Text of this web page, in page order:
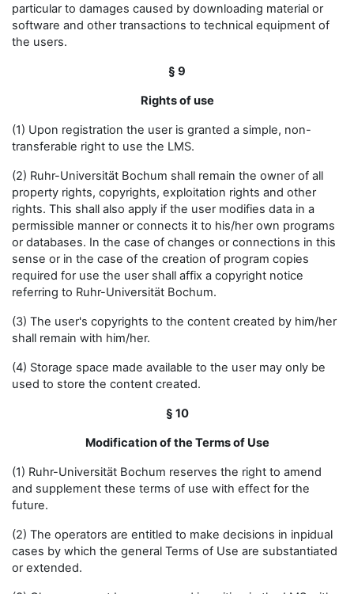
particular to damages caused by downloading material or
software and other transactions to technical equipment of
the users.
§ 9
Rights of use
(1) Upon registration the user is granted a simple, non-
transferable right to use the LMS.
(2) Ruhr-Universität Bochum shall remain the owner of all
property rights, copyrights, exploitation rights and other
rights. This shall also apply if the user modifies data in a
permissible manner or connects it to his/her own programs
or databases. In the case of changes or connections in this
sense or in the case of the creation of program copies
required for use the user shall affix a copyright notice
referring to Ruhr-Universität Bochum.
(3) The user's copyrights to the content created by him/her
shall remain with him/her.
(4) Storage space made available to the user may only be
used to store the content created.
§ 10
Modification of the Terms of Use
(1) Ruhr-Universität Bochum reserves the right to amend
and supplement these terms of use with effect for the
future.
(2) The operators are entitled to make decisions in inpidual
cases by which the general Terms of Use are substantiated
or extended.